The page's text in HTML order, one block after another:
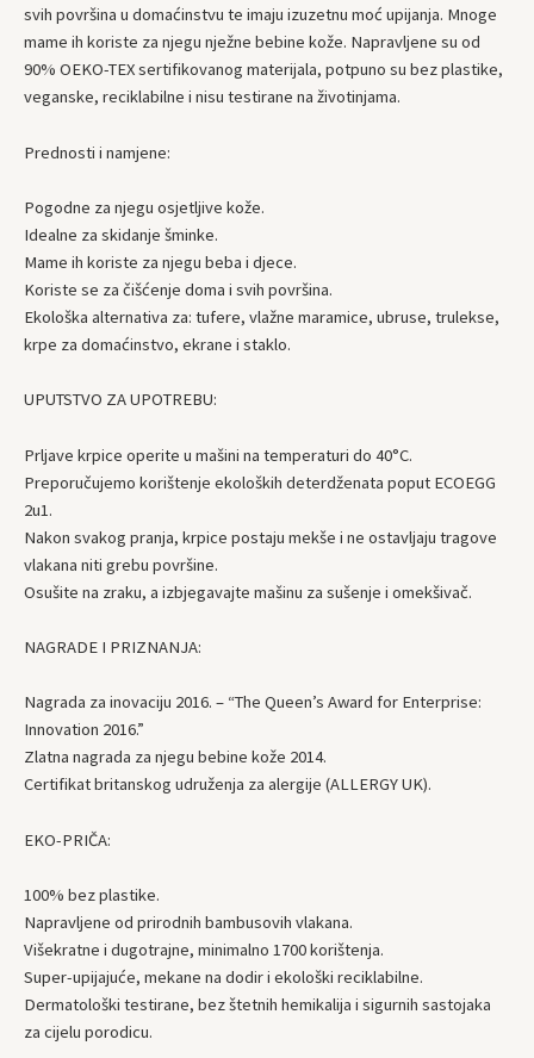
svih površina u domaćinstvu te imaju izuzetnu moć upijanja. Mnoge
mame ih koriste za njegu nježne bebine kože. Napravljene su od
90% OEKO-TEX sertifikovanog materijala, potpuno su bez plastike,
veganske, reciklabilne i nisu testirane na životinjama.
Prednosti i namjene:
Pogodne za njegu osjetljive kože.
Idealne za skidanje šminke.
Mame ih koriste za njegu beba i djece.
Koriste se za čišćenje doma i svih površina.
Ekološka alternativa za: tufere, vlažne maramice, ubruse, trulekse,
krpe za domaćinstvo, ekrane i staklo.
UPUTSTVO ZA UPOTREBU:
Prljave krpice operite u mašini na temperaturi do 40°C.
Preporučujemo korištenje ekoloških deterdženata poput ECOEGG
2u1.
Nakon svakog pranja, krpice postaju mekše i ne ostavljaju tragove
vlakana niti grebu površine.
Osušite na zraku, a izbjegavajte mašinu za sušenje i omekšivač.
NAGRADE I PRIZNANJA:
Nagrada za inovaciju 2016. – “The Queen’s Award for Enterprise:
Innovation 2016.”
Zlatna nagrada za njegu bebine kože 2014.
Certifikat britanskog udruženja za alergije (ALLERGY UK).
EKO-PRIČA:
100% bez plastike.
Napravljene od prirodnih bambusovih vlakana.
Višekratne i dugotrajne, minimalno 1700 korištenja.
Super-upijajuće, mekane na dodir i ekološki reciklabilne.
Dermatološki testirane, bez štetnih hemikalija i sigurnih sastojaka
za cijelu porodicu.